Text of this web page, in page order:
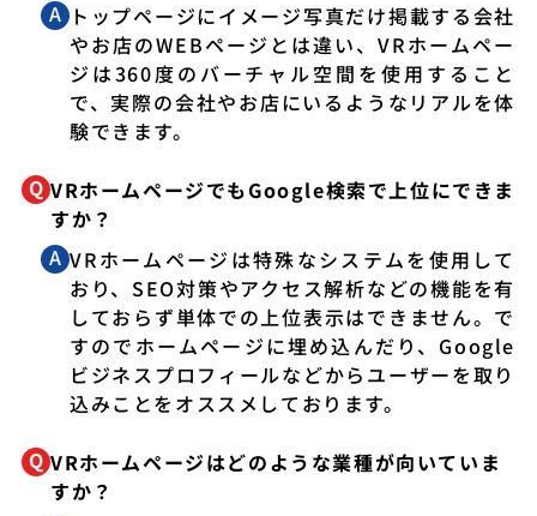
トップページにイメージ写真だけ掲載する会社
やお店のWEBページとは違い、VRホームペー
ジは360度のバーチャル空間を使用すること
で、実際の会社やお店にいるようなリアルを体
験できます。
VRホームページでもGoogle検索で上位にできま
すか？
VRホームページは特殊なシステムを使用して
おり、SEO対策やアクセス解析などの機能を有
しておらず単体での上位表示はできません。で
すのでホームページに埋め込んだり、Google
ビジネスプロフィールなどからユーザーを取り
込みことをオススメしております。
VRホームページはどのような業種が向いていま
すか？